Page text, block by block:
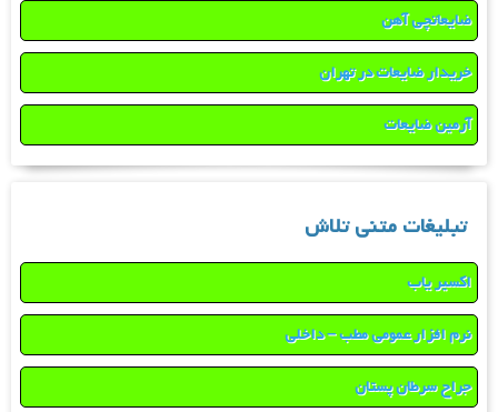
ضایعاتچی آهن
خریدار ضایعات در تهران
آرمین ضایعات
تبلیغات متنی تلاش
اکسیر یاب
نرم افزار عمومی مطب – داخلی
جراح سرطان پستان